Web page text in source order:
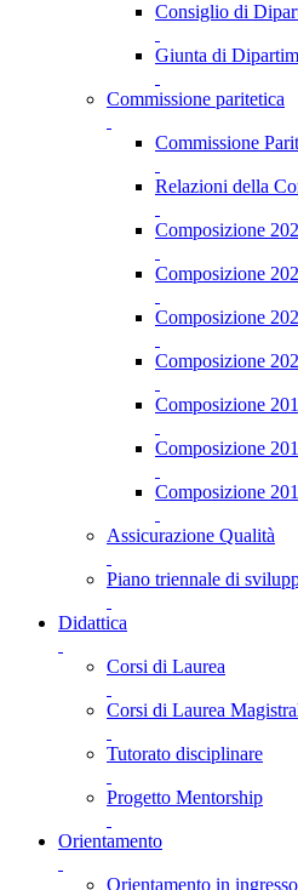
Consiglio di
Giunta di
Commissione paritetica
Commissione
Relazioni della
Composizione
Composizione
Composizione
Composizione
Composizione
Composizione
Composizione
Assicurazione Qualità
Piano triennale di
Didattica
Corsi di Laurea
Corsi di Laurea
Tutorato disciplinare
Progetto Mentorship
Orientamento
Orientamento in ingresso